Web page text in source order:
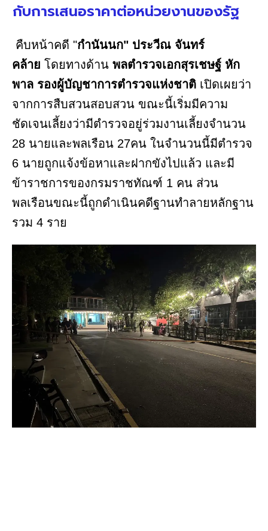
กับการเสนอราคาต่อหน่วยงานของรัฐ
คืบหน้าคดี "กำนันนก" ประวีณ จันทร์
คล้าย โดยทางด้าน พลตำรวจเอกสุรเชษฐ์ หัก
พาล รองผู้บัญชาการตำรวจแห่งชาติ เปิดเผยว่า
จากการสืบสวนสอบสวน ขณะนี้เริ่มมีความ
ชัดเจนเลี้ยงว่ามีตำรวจอยู่ร่วมงานเลี้ยงจำนวน
28 นายและพลเรือน 27คน ในจำนวนนี้มีตำรวจ
6 นายถูกแจ้งข้อหาและฝากขังไปแล้ว และมี
ข้าราชการของกรมราชทัณฑ์ 1 คน ส่วน
พลเรือนขณะนี้ถูกดำเนินคดีฐานทำลายหลักฐาน
รวม 4 ราย